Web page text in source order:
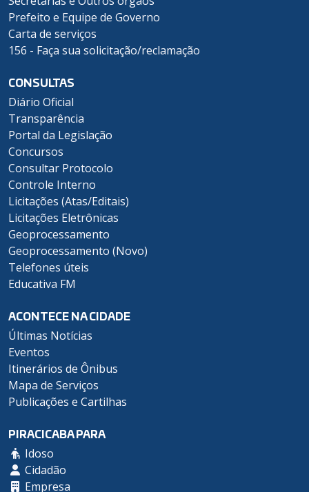
Prefeito e Equipe de Governo
Carta de serviços
156 - Faça sua solicitação/reclamação
CONSULTAS
Diário Oficial
Transparência
Portal da Legislação
Concursos
Consultar Protocolo
Controle Interno
Licitações (Atas/Editais)
Licitações Eletrônicas
Geoprocessamento
Geoprocessamento (Novo)
Telefones úteis
Educativa FM
ACONTECE NA CIDADE
Últimas Notícias
Eventos
Itinerários de Ônibus
Mapa de Serviços
Publicações e Cartilhas
PIRACICABA PARA
Idoso
Cidadão
Empresa